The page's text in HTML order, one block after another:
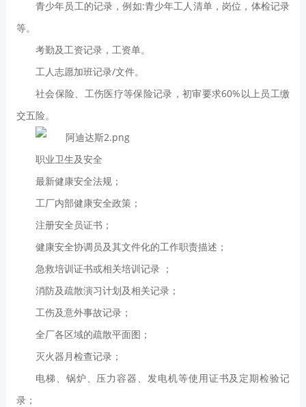
青少年员工的记录，例如:青少年工人清单，岗位，体检记录
等。
考勤及工资记录，工资单。
工人志愿加班记录/文件。
社会保险、工伤医疗等保险记录，初审要求60%以上员工缴
交五险。
职业卫生及安全
最新健康安全法规；
工厂内部健康安全政策；
注册安全员证书；
健康安全协调员及其文件化的工作职责描述；
急救培训证书或相关培训记录 ；
消防及疏散演习计划及相关记录；
工伤及意外事故记录；
全厂各区域的疏散平面图；
灭火器月检查记录；
电梯、锅炉、压力容器、发电机等使用证书及定期检验记
录；